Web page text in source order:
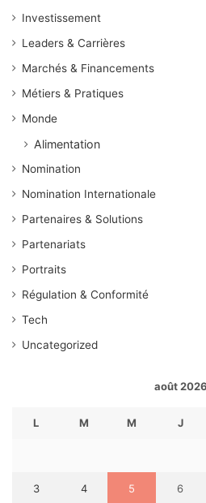
Investissement
Leaders & Carrières
Marchés & Financements
Métiers & Pratiques
Monde
Alimentation
Nomination
Nomination Internationale
Partenaires & Solutions
Partenariats
Portraits
Régulation & Conformité
Tech
Uncategorized
août 2026
L M M J
3 4 5 6